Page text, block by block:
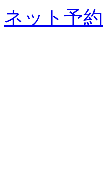
ネット予約